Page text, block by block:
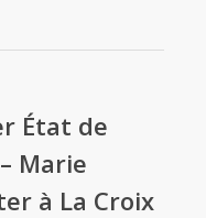
État de
Marie
à La Croix